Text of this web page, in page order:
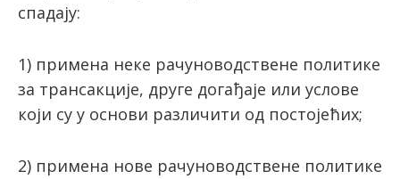
спадају:
1) примена неке рачуноводствене политике
за трансакције, друге догађаје или услове
који су у оснoви различити од постојећих;
2) примена нове рачуноводствене политике